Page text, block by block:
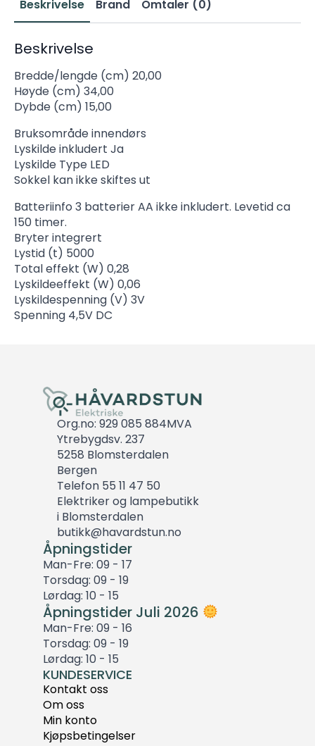
Beskrivelse Brand Omtaler (0)
Beskrivelse
Bredde/lengde (cm) 20,00
Høyde (cm) 34,00
Dybde (cm) 15,00
Bruksområde innendørs
Lyskilde inkludert Ja
Lyskilde Type LED
Sokkel kan ikke skiftes ut
Batteriinfo 3 batterier AA ikke inkludert. Levetid ca
150 timer.
Bryter integrert
Lystid (t) 5000
Total effekt (W) 0,28
Lyskildeeffekt (W) 0,06
Lyskildespenning (V) 3V
Spenning 4,5V DC
Org.no: 929 085 884MVA
Ytrebygdsv. 237
5258 Blomsterdalen
Bergen
Telefon 55 11 47 50
Elektriker og lampebutikk
i Blomsterdalen
butikk@havardstun.no
Åpningstider
Man-Fre: 09 - 17
Torsdag: 09 - 19
Lørdag: 10 - 15
Åpningstider Juli 2026
Man-Fre: 09 - 16
Torsdag: 09 - 19
Lørdag: 10 - 15
KUNDESERVICE
Kontakt oss
Om oss
Min konto
Kjøpsbetingelser